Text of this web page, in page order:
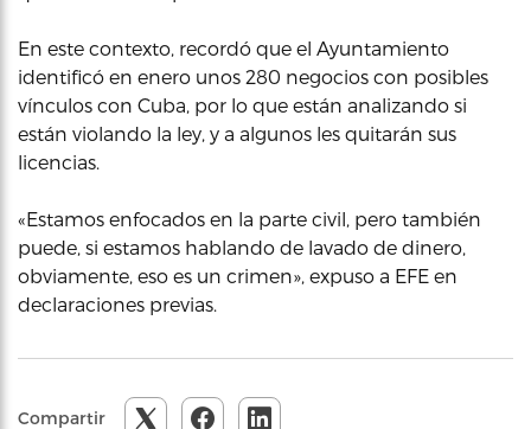
En este contexto, recordó que el Ayuntamiento
identificó en enero unos 280 negocios con posibles
vínculos con Cuba, por lo que están analizando si
están violando la ley, y a algunos les quitarán sus
licencias.
«Estamos enfocados en la parte civil, pero también
puede, si estamos hablando de lavado de dinero,
obviamente, eso es un crimen», expuso a EFE en
declaraciones previas.
Compartir